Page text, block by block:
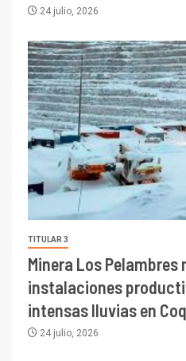
24 julio, 2026
TITULAR 3
Minera Los Pelambres
instalaciones
intensas lluvias en
24 julio, 2026